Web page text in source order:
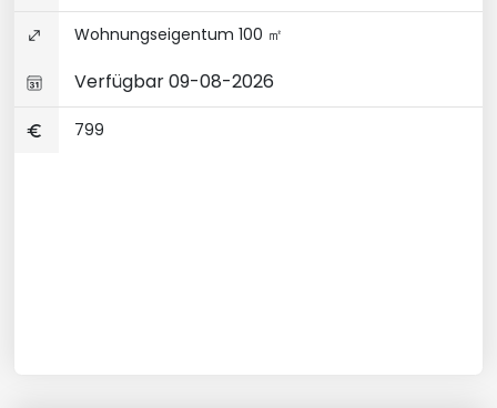
Wohnungseigentum 100 ㎡
Verfügbar 09-08-2026
799